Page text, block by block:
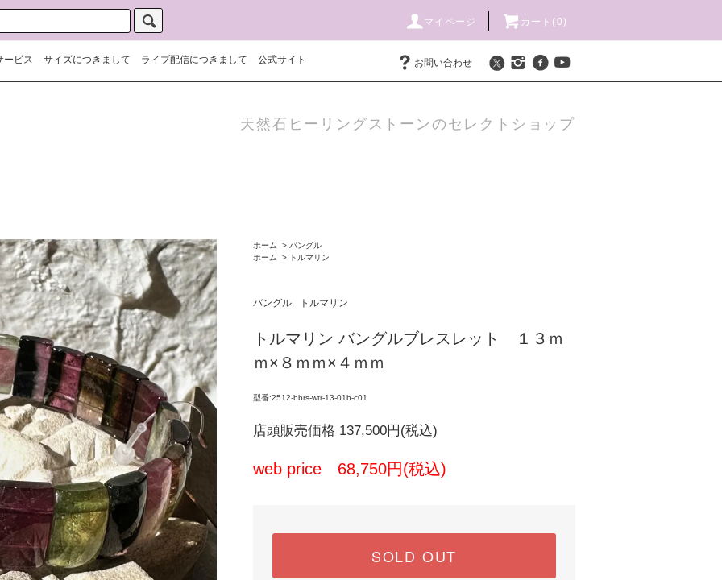
マイページ カート(0)
ービス サイズにつきまして ライブ配信につきまして 公式サイト お問い合わせ
天然石ヒーリングストーンのセレクトショップ
ホーム > バングル
ホーム
> トルマリン
バングル トルマリン
トルマリン バングルブレスレット １３ｍ
ｍ×８ｍｍ×４ｍｍ
型番:2512-bbrs-wtr-13-01b-c01
店頭販売価格 137,500円(税込)
web price 68,750円(税込)
SOLD OUT